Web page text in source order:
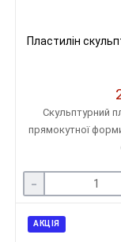
Пластилін
Скульптурний
прямокутної
-
АКЦІЯ